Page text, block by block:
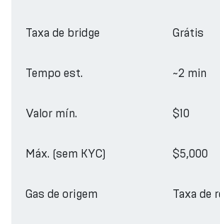
Taxa de bridge Grátis
Tempo est. ~2 min
Valor mín. $10
Máx. (sem KYC) $5,000
Gas de origem Taxa de